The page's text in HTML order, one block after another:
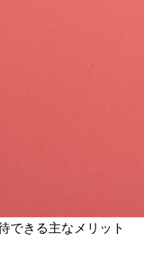
できる主なメリット